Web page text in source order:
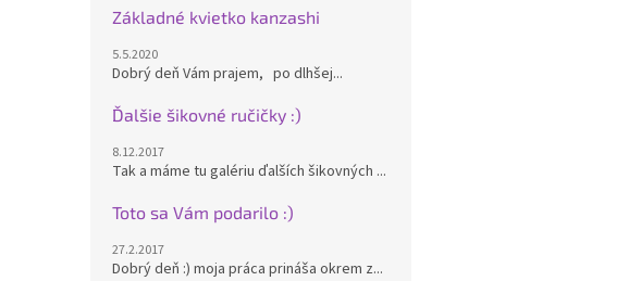
Základné kvietko kanzashi
5.5.2020
Dobrý deň Vám prajem, po dlhšej...
Ďalšie šikovné ručičky :)
8.12.2017
Tak a máme tu galériu ďalších šikovných ...
Toto sa Vám podarilo :)
27.2.2017
Dobrý deň :) moja práca prináša okrem z...